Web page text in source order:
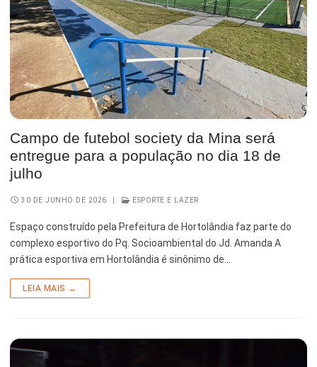
Serviços Urbanos
Tecnologia e Inovação
Campo de futebol society da Mina será
entregue para a população no dia 18 de
julho
30 DE JUNHO DE 2026 ESPORTE E LAZER
Espaço construído pela Prefeitura de Hortolândia faz parte do
complexo esportivo do Pq. Socioambiental do Jd. Amanda A
prática esportiva em Hortolândia é sinônimo de…
LEIA MAIS →